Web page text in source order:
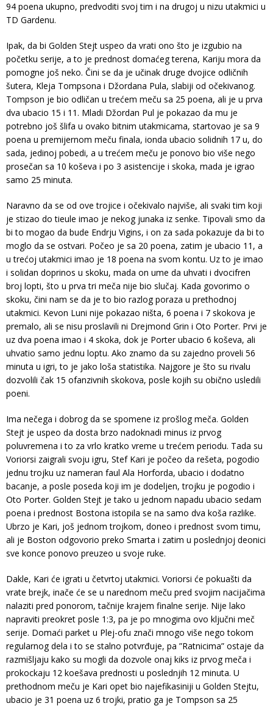
94 poena ukupno, predvoditi svoj tim i na drugoj u nizu utakmici u
TD Gardenu.
Ipak, da bi Golden Stejt uspeo da vrati ono što je izgubio na
početku serije, a to je prednost domaćeg terena, Kariju mora da
pomogne još neko. Čini se da je učinak druge dvojice odličnih
šutera, Kleja Tompsona i Džordana Pula, slabiji od očekivanog.
Tompson je bio odličan u trećem meču sa 25 poena, ali je u prva
dva ubacio 15 i 11. Mladi Džordan Pul je pokazao da mu je
potrebno još šlifa u ovako bitnim utakmicama, startovao je sa 9
poena u premijernom meču finala, ionda ubacio solidnih 17 u, do
sada, jedinoj pobedi, a u trećem meču je ponovo bio više nego
prosečan sa 10 koševa i po 3 asistencije i skoka, mada je igrao
samo 25 minuta.
Naravno da se od ove trojice i očekivalo najviše, ali svaki tim koji
je stizao do tieule imao je nekog junaka iz senke. Tipovali smo da
bi to mogao da bude Endrju Vigins, i on za sada pokazuje da bi to
moglo da se ostvari. Počeo je sa 20 poena, zatim je ubacio 11, a
u trećoj utakmici imao je 18 poena na svom kontu. Uz to je imao
i solidan doprinos u skoku, mada on ume da uhvati i dvocifren
broj lopti, što u prva tri meča nije bio slučaj. Kada govorimo o
skoku, čini nam se da je to bio razlog poraza u prethodnoj
utakmici. Kevon Luni nije pokazao ništa, 6 poena i 7 skokova je
premalo, ali se nisu proslavili ni Drejmond Grin i Oto Porter. Prvi je
uz dva poena imao i 4 skoka, dok je Porter ubacio 6 koševa, ali
uhvatio samo jednu loptu. Ako znamo da su zajedno proveli 56
minuta u igri, to je jako loša statistika. Najgore je što su rivalu
dozvolili čak 15 ofanzivnih skokova, posle kojih su obično usledili
poeni.
Ima nečega i dobrog da se spomene iz prošlog meča. Golden
Stejt je uspeo da dosta brzo nadoknadi minus iz prvog
poluvremena i to za vrlo kratko vreme u trećem periodu. Tada su
Voriorsi zaigrali svoju igru, Stef Kari je počeo da rešeta, pogodio
jednu trojku uz nameran faul Ala Horforda, ubacio i dodatno
bacanje, a posle poseda koji im je dodeljen, trojku je pogodio i
Oto Porter. Golden Stejt je tako u jednom napadu ubacio sedam
poena i prednost Bostona istopila se na samo dva koša razlike.
Ubrzo je Kari, još jednom trojkom, doneo i prednost svom timu,
ali je Boston odgovorio preko Smarta i zatim u poslednjoj deonici
sve konce ponovo preuzeo u svoje ruke.
Dakle, Kari će igrati u četvrtoj utakmici. Voriorsi će pokuašti da
vrate brejk, inače će se u narednom meču pred svojim nacijačima
nalaziti pred ponorom, tačnije krajem finalne serije. Nije lako
napraviti preokret posle 1:3, pa je po mnogima ovo ključni meč
serije. Domaći parket u Plej-ofu znači mnogo više nego tokom
regularnog dela i to se stalno potvrđuje, pa ”Ratnicima” ostaje da
razmišljaju kako su mogli da dozvole onaj kiks iz prvog meča i
prokockaju 12 koešava prednosti u poslednjih 12 minuta. U
prethodnom meču je Kari opet bio najefikasiniji u Golden Stejtu,
ubacio je 31 poena uz 6 trojki, pratio ga je Tompson sa 25